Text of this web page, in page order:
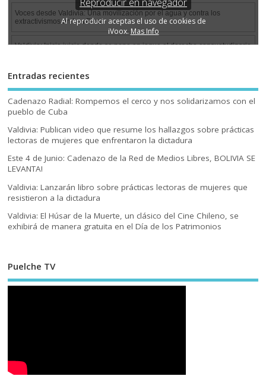
Entradas recientes
Cadenazo Radial: Rompemos el cerco y nos solidarizamos con el
pueblo de Cuba
Valdivia: Publican video que resume los hallazgos sobre prácticas
lectoras de mujeres que enfrentaron la dictadura
Este 4 de Junio: Cadenazo de la Red de Medios Libres, BOLIVIA SE
LEVANTA!
Valdivia: Lanzarán libro sobre prácticas lectoras de mujeres que
resistieron a la dictadura
Valdivia: El Húsar de la Muerte, un clásico del Cine Chileno, se
exhibirá de manera gratuita en el Día de los Patrimonios
Puelche TV